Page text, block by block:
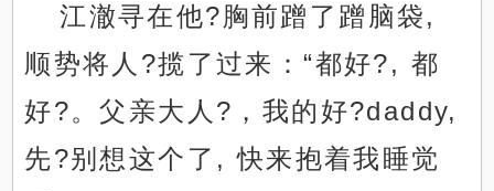
江澈寻在他?胸前蹭了蹭脑袋,
顺势将人?揽了过来：“都好?, 都
好?。父亲大人?，我的好?daddy,
先?别想这个了, 快来抱着我睡觉